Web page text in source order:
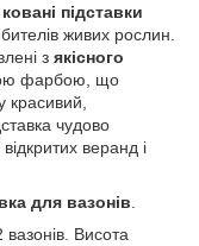
ковані підставки
живих рослин.
з якісного
фарбою, що
красивий,
чудово
веранд і
для вазонів.
Висота